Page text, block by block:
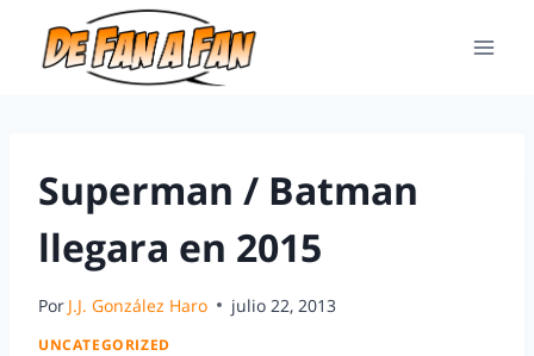
Superman / Batman
llegara en 2015
Por J.J. González Haro julio 22, 2013
UNCATEGORIZED